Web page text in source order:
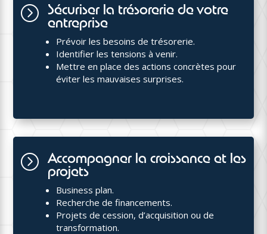
= Sécuriser la trésorerie de votre
entreprise
Prévoir les besoins de trésorerie.
Identifier les tensions à venir.
Mettre en place des actions concrètes pour
éviter les mauvaises surprises.
= Accompagner la croissance et les
projets
Business plan.
Recherche de financements.
Projets de cession, d’acquisition ou de
transformation.